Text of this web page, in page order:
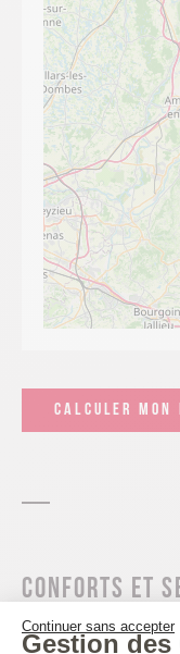
CALCULER
Conforts et
Animaux
Continuer sans accepter
Gestion des